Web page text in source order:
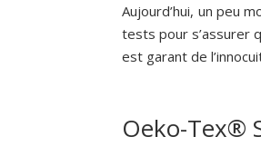
Aujourd’hui, un peu
tests pour s’assurer
est garant de
Oeko-Tex®